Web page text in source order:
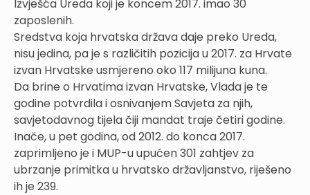
Izvješća Ureda koji je koncem 2017. imao 30
zaposlenih.
Sredstva koja hrvatska država daje preko Ureda,
nisu jedina, pa je s različitih pozicija u 2017. za Hrvate
izvan Hrvatske usmjereno oko 117 milijuna kuna.
Da brine o Hrvatima izvan Hrvatske, Vlada je te
godine potvrdila i osnivanjem Savjeta za njih,
savjetodavnog tijela čiji mandat traje četiri godine.
Inače, u pet godina, od 2012. do konca 2017.
zaprimljeno je i MUP-u upućen 301 zahtjev za
ubrzanje primitka u hrvatsko državljanstvo, riješeno
ih je 239.